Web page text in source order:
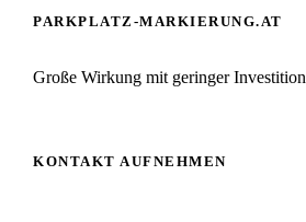
PARKPLATZ-MARKIERUNG.AT
Große Wirkung mit geringer Investition
KONTAKT AUFNEHMEN